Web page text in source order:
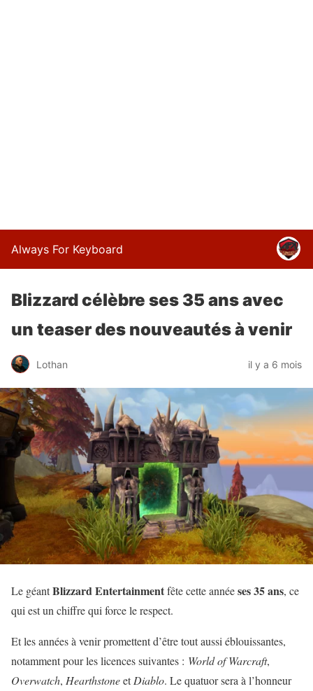
Always For Keyboard
Blizzard célèbre ses 35 ans avec
un teaser des nouveautés à venir
Lothan il y a 6 mois
Le géantBlizzard Entertainmentfête cette annéeses 35 ans, ce
qui est un chiffre qui force le respect.
Et les années à venir promettent d’être tout aussi éblouissantes,
notamment pour les licences suivantes : World of Warcraft,
Overwatch, HearthstoneetDiablo. Le quatuor sera à l’honneur